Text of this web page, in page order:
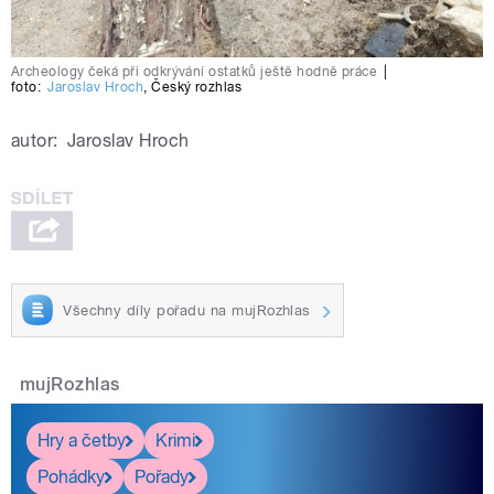
Archeology čeká při odkrývání ostatků ještě hodně práce
foto: Jaroslav Hroch ,Český rozhlas
autor: Jaroslav Hroch
Všechny díly pořadu na mujRozhlas
mujRozhlas
Hry a četby
Krimi
Pohádky
Pořady